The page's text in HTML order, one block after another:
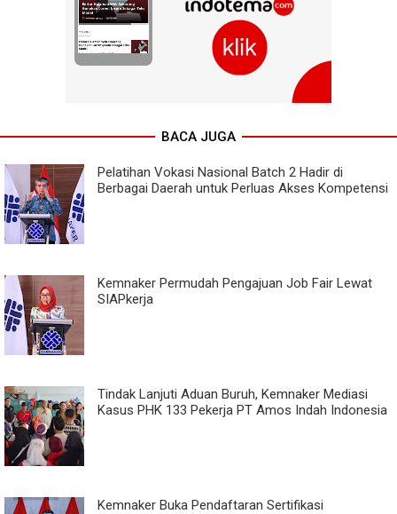
BACA JUGA
Pelatihan Vokasi Nasional Batch 2 Hadir di
Berbagai Daerah untuk Perluas Akses Kompetensi
Kemnaker Permudah Pengajuan Job Fair Lewat
SIAPkerja
Tindak Lanjuti Aduan Buruh, Kemnaker Mediasi
Kasus PHK 133 Pekerja PT Amos Indah Indonesia
Kemnaker Buka Pendaftaran Sertifikasi